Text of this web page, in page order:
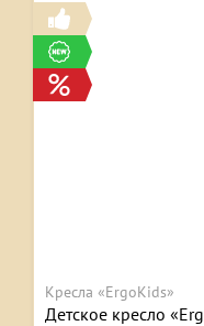
Кресла «ErgoKids»
Детское кресло